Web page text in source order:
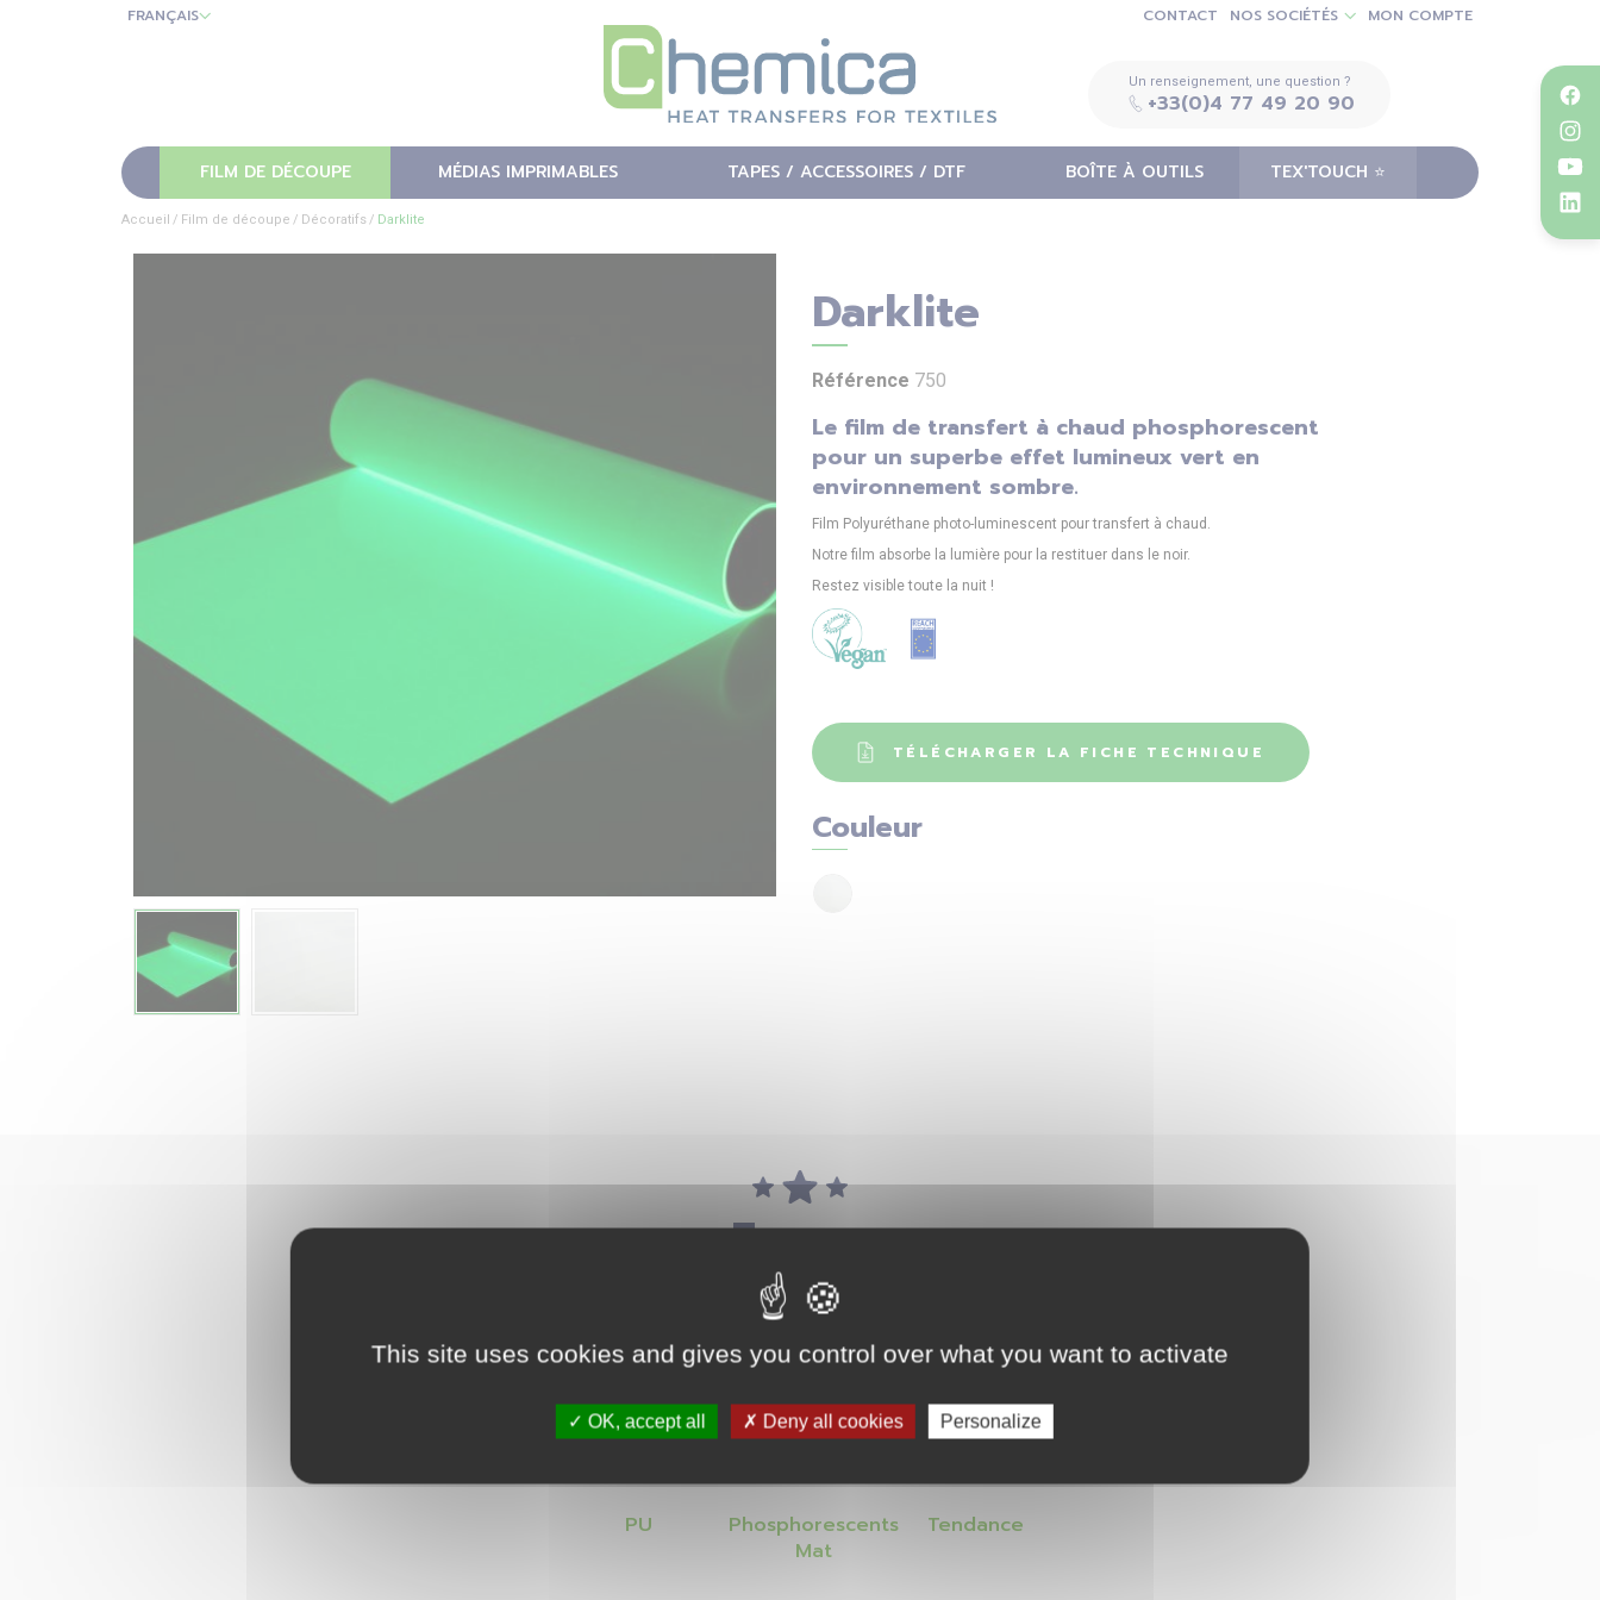
MON COMPTE
NOS SOCIÉTÉS
CONTACT
FRANÇAIS
Un renseignement, une question ?
+33(0)4 77 49 20 90
FILM DE DÉCOUPE MÉDIAS IMPRIMABLES TAPES / ACCESSOIRES / DTF BOÎTE À OUTILS TEX'TOUCH ⭐️
Accueil Film de découpe Décoratifs Darklite
Darklite
Référence 750
Le film de transfert à chaud phosphorescent
pour un superbe effet lumineux vert en
environnement sombre.
Film Polyuréthane photo-luminescent pour transfert à chaud.
Notre film absorbe la lumière pour la restituer dans le noir.
Restez visible toute la nuit !
TÉLÉCHARGER LA FICHE TECHNIQUE
Couleur
Forces
PU
Phosphorescents
Mat
Tendance
This site uses cookies and gives you control over what you want to activate
OK, accept all Deny all cookies Personalize